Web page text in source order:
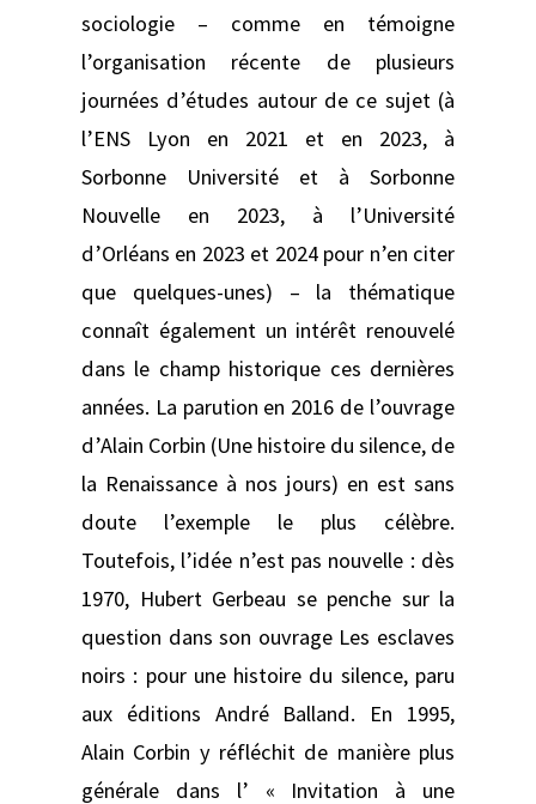
sociologie – comme en témoigne
l’organisation récente de plusieurs
journées d’études autour de ce sujet (à
l’ENS Lyon en 2021 et en 2023, à
Sorbonne Université et à Sorbonne
Nouvelle en 2023, à l’Université
d’Orléans en 2023 et 2024 pour n’en citer
que quelques-unes) – la thématique
connaît également un intérêt renouvelé
dans le champ historique ces dernières
années. La parution en 2016 de l’ouvrage
d’Alain Corbin (Une histoire du silence, de
la Renaissance à nos jours) en est sans
doute l’exemple le plus célèbre.
Toutefois, l’idée n’est pas nouvelle : dès
1970, Hubert Gerbeau se penche sur la
question dans son ouvrage Les esclaves
noirs : pour une histoire du silence, paru
aux éditions André Balland. En 1995,
Alain Corbin y réfléchit de manière plus
générale dans l’ « Invitation à une